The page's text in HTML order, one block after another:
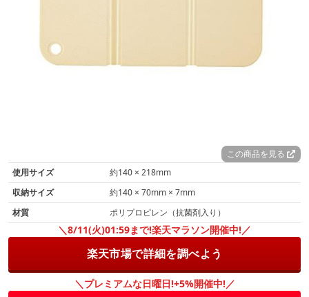
この商品を見る
使用サイズ
約140 × 218mm
収納サイズ
約140 × 70mm × 7mm
材質
ポリプロピレン（抗菌剤入り）
＼8/11(火)01:59まで!楽天マラソン開催中!／
楽天市場で詳細を調べよう
＼プレミアムな日曜日!+5%開催中!／